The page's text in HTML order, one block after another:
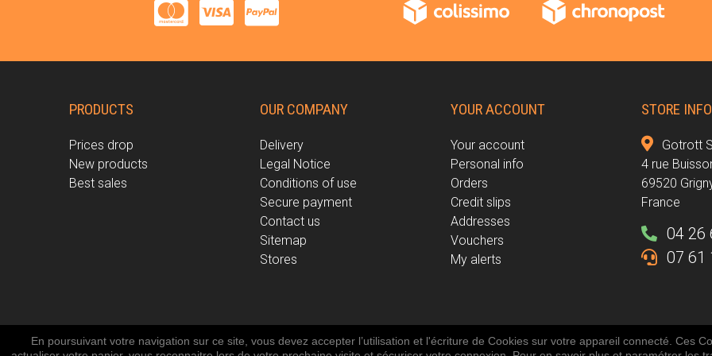
PRODUCTS
Prices drop
New products
Best sales
OUR COMPANY
Delivery
Legal Notice
Conditions of use
Secure payment
Contact us
Sitemap
Stores
YOUR ACCOUNT
Your account
Personal info
Orders
Credit slips
Addresses
Vouchers
My alerts
STORE
Gotrott
4 rue
69520
France
04 26
07 61
En poursuivant votre navigation sur ce site, vous devez accepter l’utilisation et l'écriture de Cookies sur votre appareil connecté. Ces
Freestyle scooters - Dirt Scoot - Electric scooters - Scooter parts - Accessories -